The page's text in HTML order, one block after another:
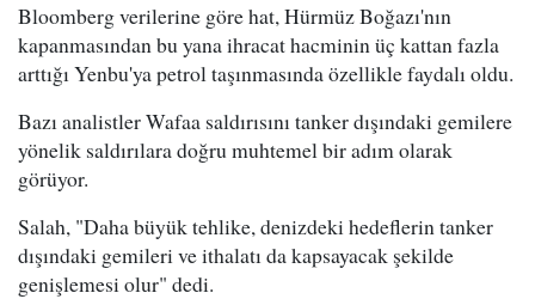
Bloomberg verilerine göre hat, Hürmüz Boğazı'nın
kapanmasından bu yana ihracat hacminin üç kattan fazla
arttığı Yenbu'ya petrol taşınmasında özellikle faydalı oldu.
Bazı analistler Wafaa saldırısını tanker dışındaki gemilere
yönelik saldırılara doğru muhtemel bir adım olarak
görüyor.
Salah, "Daha büyük tehlike, denizdeki hedeflerin tanker
dışındaki gemileri ve ithalatı da kapsayacak şekilde
genişlemesi olur" dedi.